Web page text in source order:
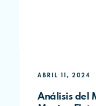
ABRIL 11, 2024
Análisis del